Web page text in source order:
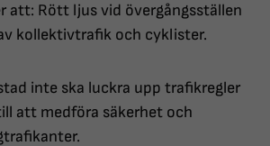
att: Rött ljus vid övergångsställen
kollektivtrafik och cyklister.
inte ska luckra upp trafikregler
att medföra säkerhet och